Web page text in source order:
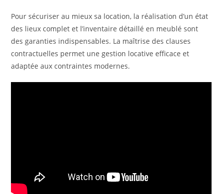
Pour sécuriser au mieux sa location, la réalisation d’un état
des lieux complet et l’inventaire détaillé en meublé sont
des garanties indispensables. La maîtrise des clauses
contractuelles permet une gestion locative efficace et
adaptée aux contraintes modernes.